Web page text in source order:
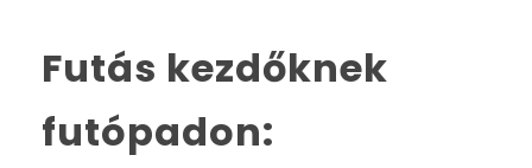
Futás kezdőknek
futópadon: